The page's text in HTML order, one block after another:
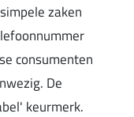
zaken
consumenten
De
keurmerk.